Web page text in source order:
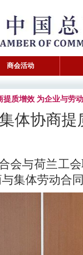
商会活动
提质增效 为企业与劳
体协商
会与荷兰工
集体劳动合